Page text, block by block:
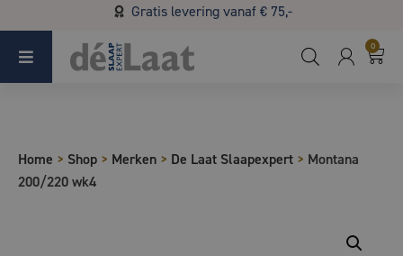
Gratis levering vanaf € 75,-
Koopzondag 29 maart in Bladel van 13.00 - 17.00
0
Home > Shop > Merken > De Laat Slaapexpert > Montana
200/220 wk4